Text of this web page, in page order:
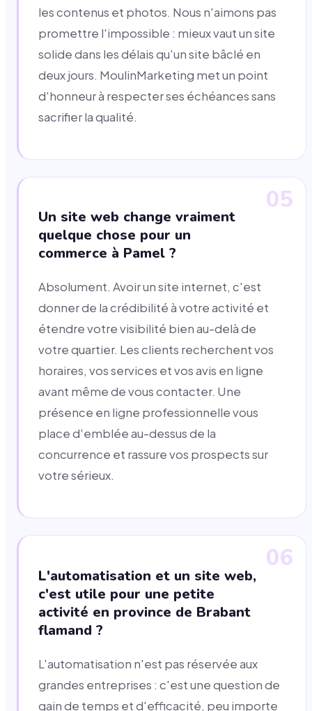
les contenus et photos. Nous n'aimons pas
promettre l'impossible : mieux vaut un site
solide dans les délais qu'un site bâclé en
deux jours. MoulinMarketing met un point
d'honneur à respecter ses échéances sans
sacrifier la qualité.
05
Un site web change vraiment
quelque chose pour un
commerce à Pamel ?
Absolument. Avoir un site internet, c'est
donner de la crédibilité à votre activité et
étendre votre visibilité bien au-delà de
votre quartier. Les clients recherchent vos
horaires, vos services et vos avis en ligne
avant même de vous contacter. Une
présence en ligne professionnelle vous
place d'emblée au-dessus de la
concurrence et rassure vos prospects sur
votre sérieux.
06
L'automatisation et un site web,
c'est utile pour une petite
activité en province de Brabant
flamand ?
L'automatisation n'est pas réservée aux
grandes entreprises : c'est une question de
gain de temps et d'efficacité, peu importe